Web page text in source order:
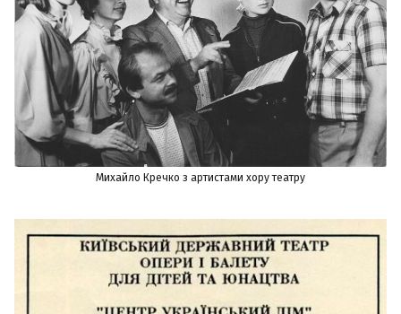
Михайло Кречко з артистами хору театру